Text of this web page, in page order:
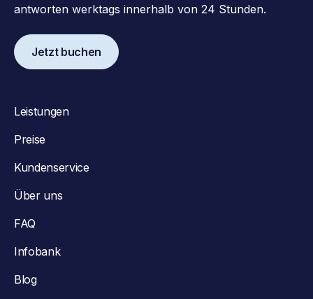
antworten werktags innerhalb von 24 Stunden.
Jetzt buchen
Leistungen
Preise
Kundenservice
Über uns
FAQ
Infobank
Blog